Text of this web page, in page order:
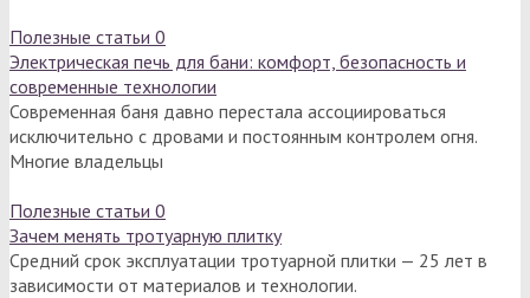
Полезные статьи 0
Электрическая печь для бани: комфорт, безопасность и
современные технологии
Современная баня давно перестала ассоциироваться
исключительно с дровами и постоянным контролем огня.
Многие владельцы
Полезные статьи 0
Зачем менять тротуарную плитку
Средний срок эксплуатации тротуарной плитки — 25 лет в
зависимости от материалов и технологии.